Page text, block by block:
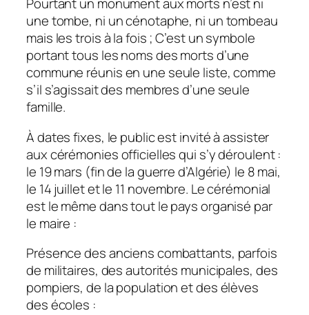
Pourtant un monument aux morts n’est ni
une tombe, ni un cénotaphe, ni un tombeau
mais les trois à la fois ; C’est un symbole
portant tous les noms des morts d’une
commune réunis en une seule liste, comme
s’il s’agissait des membres d’une seule
famille.
À dates fixes, le public est invité à assister
aux cérémonies officielles qui s’y déroulent :
le 19 mars (fin de la guerre d’Algérie) le 8 mai,
le 14 juillet et le 11 novembre. Le cérémonial
est le même dans tout le pays organisé par
le maire :
Présence des anciens combattants, parfois
de militaires, des autorités municipales, des
pompiers, de la population et des élèves
des écoles :